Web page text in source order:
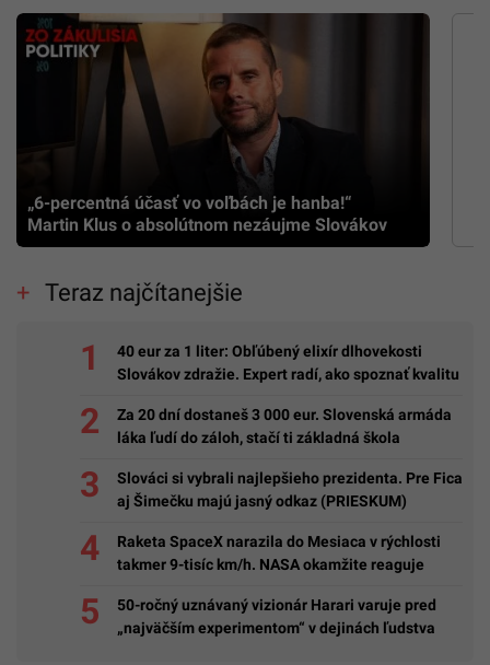
„6-percentná účasť vo voľbách je hanba!“
Martin Klus o absolútnom nezáujme Slovákov
Teraz najčítanejšie
40 eur za 1 liter: Obľúbený elixír dlhovekosti
Slovákov zdražie. Expert radí, ako spoznať kvalitu
Za 20 dní dostaneš 3 000 eur. Slovenská armáda
láka ľudí do záloh, stačí ti základná škola
Slováci si vybrali najlepšieho prezidenta. Pre Fica
aj Šimečku majú jasný odkaz (PRIESKUM)
Raketa SpaceX narazila do Mesiaca v rýchlosti
takmer 9-tisíc km/h. NASA okamžite reaguje
50-ročný uznávaný vizionár Harari varuje pred
„najväčším experimentom“ v dejinách ľudstva